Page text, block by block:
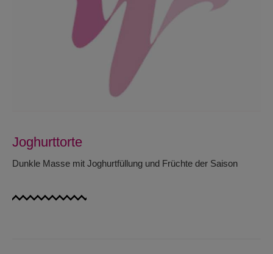
Joghurttorte
Dunkle Masse mit Joghurtfüllung und Früchte der Saison